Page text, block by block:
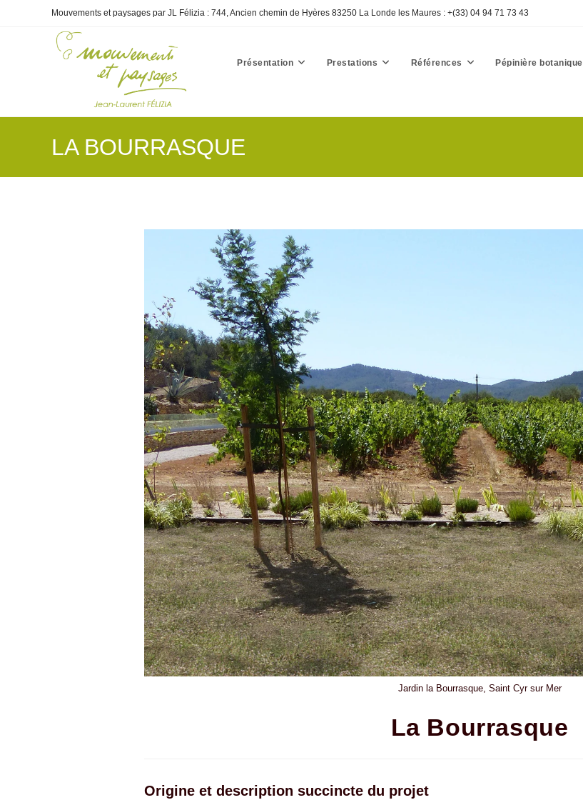
Mouvements et paysages par JL Félizia : 744, Ancien chemin de Hyères 83250 La Londe les Maures : +(33) 04 94 71 73 43
Présentation Prestations Références Pépinière botanique
LA BOURRASQUE
Jardin la Bourrasque, Saint Cyr sur Mer
La Bourrasque
Origine et description succincte du projet